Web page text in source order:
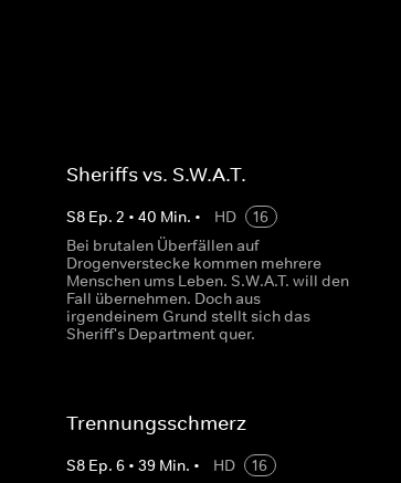
Sheriffs vs. S.W.A.T.
S8 Ep.2 •40 Min. • HD
16
Bei brutalen Überfällen auf
Drogenverstecke kommen mehrere
Menschen ums Leben. S.W.A.T. will den
Fall übernehmen. Doch aus
irgendeinem Grund stellt sich das
Sheriff's Department quer.
Trennungsschmerz
S8 Ep.6 •39 Min. • HD
16